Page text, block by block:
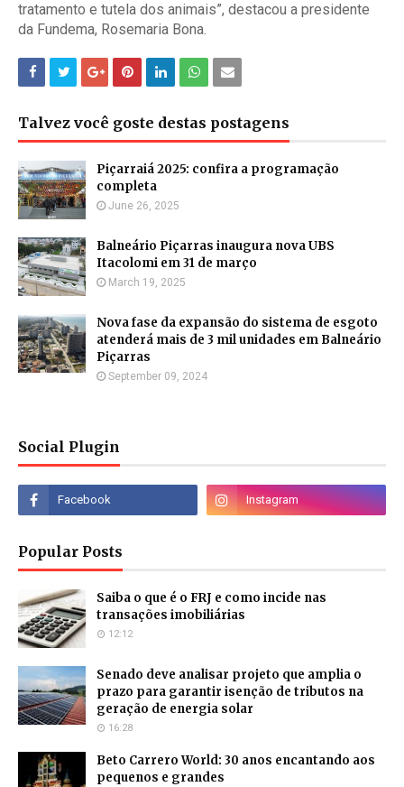
tratamento e tutela dos animais”, destacou a presidente
da Fundema, Rosemaria Bona.
Talvez você goste destas postagens
Piçarraiá 2025: confira a programação
completa
June 26, 2025
Balneário Piçarras inaugura nova UBS
Itacolomi em 31 de março
March 19, 2025
Nova fase da expansão do sistema de esgoto
atenderá mais de 3 mil unidades em Balneário
Piçarras
September 09, 2024
Social Plugin
Popular Posts
Saiba o que é o FRJ e como incide nas
transações imobiliárias
12:12
Senado deve analisar projeto que amplia o
prazo para garantir isenção de tributos na
geração de energia solar
16:28
Beto Carrero World: 30 anos encantando aos
pequenos e grandes